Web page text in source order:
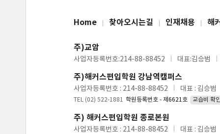
Home 찾아오시는길 인재채용 해
주)교암
사업자등록번호:214-88-88452 대표:김승범
주)해커스편입학원 강남역캠퍼스
사업자등록번호 : 214-88-88452 대표 : 김승범
TEL (02) 522-1881 학원등록번호 - 제6621호 교습비 확
주) 해커스편입학원 종로본원
사업자등록번호 : 214-88-88452 대표 : 김승범